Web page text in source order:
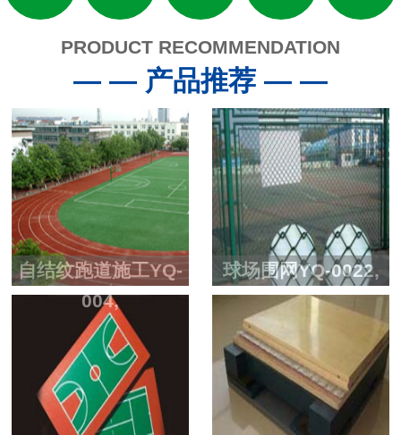
PRODUCT RECOMMENDATION
— — 产品推荐 — —
自结纹跑道施工YQ-
004,
球场围网YQ-0022,